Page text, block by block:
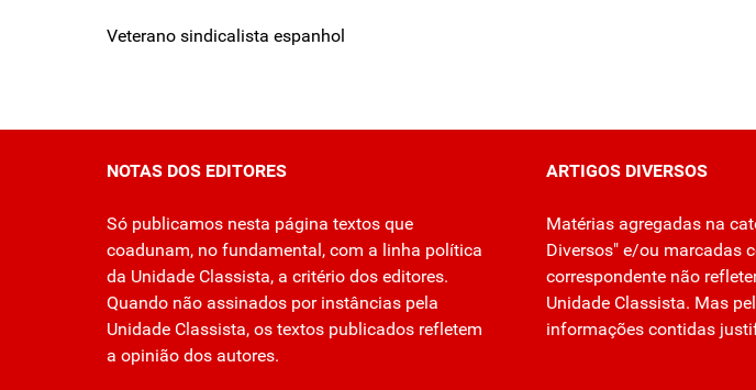
Veterano sindicalista espanhol
NOTAS DOS EDITORES
Só publicamos nesta página textos que
coadunam, no fundamental, com a linha política
da Unidade Classista, a critério dos editores.
Quando não assinados por instâncias pela
Unidade Classista, os textos publicados refletem
a opinião dos autores.
ARTIGOS DIVERSOS
Matérias agregadas na
Diversos" e/ou marcadas
correspondente não
Unidade Classista. Mas
informações contidas